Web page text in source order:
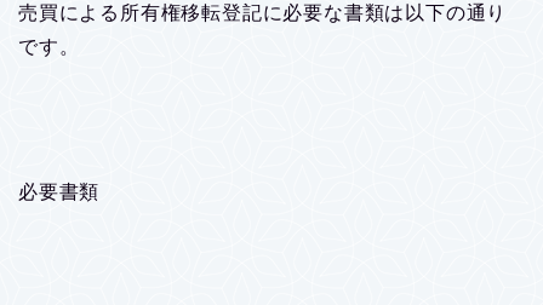
売買による所有権移転登記に必要な書類は以下の通り
です。
必要書類